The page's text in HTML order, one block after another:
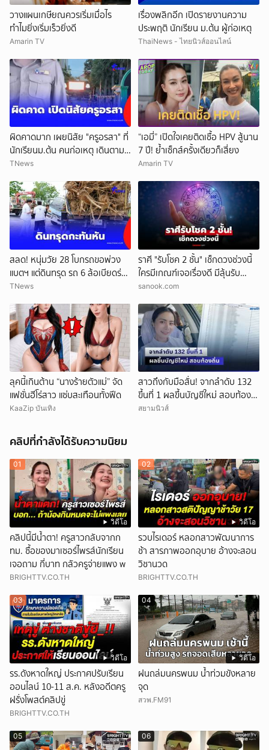
วางแผนเกษียณควรเริ่มเมื่อไร
ทำไมยิ่งเริ่มเร็วยิ่งดี
Amarin TV
เรื่องพลิกอีก เปิดรายงานความ
ประพฤติ นักเรียน ม.ต้น ผู้ก่อเหตุ
ThaiNews - ไทยนิวส์ออนไลน์
ผิดคาดมาก เผยนิสัย "ครูอรสา" ที่
นักเรียนม.ต้น คนก่อเหตุ เดินตาม
หา
TNews
“เอมี่” เปิดใจเคยติดเชื้อ HPV สู้นาน
7 ปี! ย้ำเซ็กส์ครั้งเดียวก็เสี่ยง
Amarin TV
สลด! หนุ่มวัย 28 โบกรถขอพ่วง
แบตฯ แต่ดินทรุด รถ 6 ล้อเบียดร่าง
ดับ
TNews
ราศี "รับโชค 2 ชั้น" เช็กดวงช่วงนี้
ใครมีเกณฑ์เจอเรื่องดี มีลุ้นรับ
ความปัง
sanook.com
ลุคนี้เกินต้าน “นางร้ายตัวแม่” จัด
แฟชั่นฮีโร่สาว แซ่บสะเทือนทั้งฟีด
KaaZip บันเทิง
สาวถึงกับมือสั่น! จากลำดับ 132
ขึ้นที่ 1 ผลขึ้นบัญชีใหม่ สอบท้อง
ถิ่น
สยามนิวส์
คลิปที่กำลังได้รับความนิยม
วิดีโอ
01
คลิปนี้มีน้ำตา! ครูสาวกลับจากก
ทม. ซื้อของมาเซอร์ไพรส์นักเรียน
เจอถาม กี่บาท กลัวครูจ่ายแพง w
BRIGHTTV.CO.TH
วิดีโอ
02
รวบไรเดอร์ หลอกสาวพัฒนาการ
ช้า สารภาพออกอุบาย อ้างจะสอน
วิชานวด
BRIGHTTV.CO.TH
วิดีโอ
03
รร.ดังหาดใหญ่ ประกาศปรับเรียน
ออนไลน์ 10-11 ส.ค. หลังอดีตครู
ฝรั่งโพสต์คลิปขู่
BRIGHTTV.CO.TH
วิดีโอ
04
ฝนถล่มนครพนม น้ำท่วมขังหลาย
จุด
สวพ.FM91
05 06